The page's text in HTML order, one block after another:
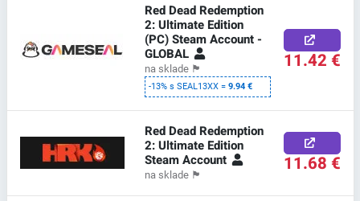
Red Dead Redemption
2: Ultimate Edition
(PC) Steam Account -
GLOBAL
na sklade 🏴
-13% s SEAL13XX =9.94 €
11.42 €
Red Dead Redemption
2: Ultimate Edition
Steam Account
na sklade 🏴 11.68 €